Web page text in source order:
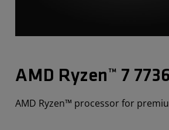
AMD Ryzen™ 7
AMD Ryzen™ processor for